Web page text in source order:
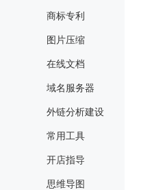
商标专利
图片压缩
在线文档
域名服务器
外链分析建设
常用工具
开店指导
思维导图